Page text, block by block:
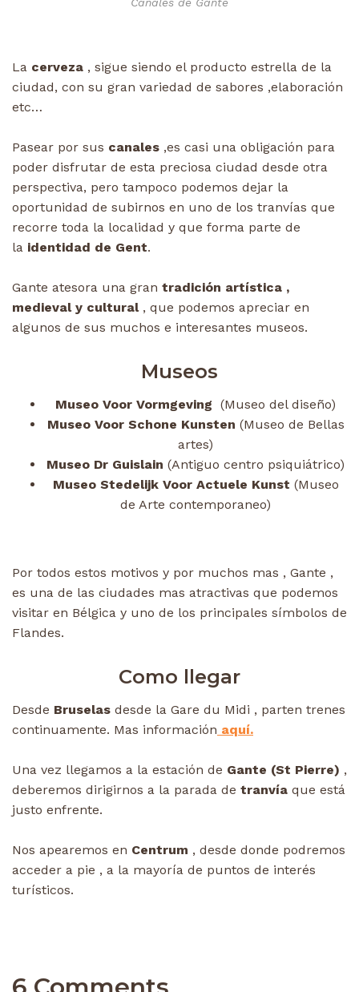
La cerveza , sigue siendo el producto estrella de la
ciudad, con su gran variedad de sabores ,elaboración
etc…
Pasear por sus canales ,es casi una obligación para
poder disfrutar de esta preciosa ciudad desde otra
perspectiva, pero tampoco podemos dejar la
oportunidad de subirnos en uno de los tranvías que
recorre toda la localidad y que forma parte de
la identidad de Gent.
Gante atesora una gran tradición artística ,
medieval y cultural, que podemos apreciar en
algunos de sus muchos e interesantes museos.
Museos
Museo Voor Vormgeving (Museo del diseño)
Museo Voor Schone Kunsten (Museo de Bellas
artes)
Museo Dr Guislain (Antiguo centro psiquiátrico)
Museo Stedelijk Voor Actuele Kunst (Museo
de Arte contemporaneo)
Por todos estos motivos y por muchos mas , Gante ,
es una de las ciudades mas atractivas que podemos
visitar en Bélgica y uno de los principales símbolos de
Flandes.
Como llegar
Desde Bruselas desde la Gare du Midi , parten trenes
continuamente. Mas información aquí.
Una vez llegamos a la estación de Gante (St Pierre) ,
deberemos dirigirnos a la parada de tranvía que está
justo enfrente.
Nos apearemos en Centrum , desde donde podremos
acceder a pie , a la mayoría de puntos de interés
turísticos.